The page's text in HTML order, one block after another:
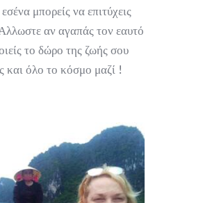
μπορείς να επιτύχεις
αν αγαπάς τον εαυτό
το δώρο της ζωής σου
και όλο το κόσμο μαζί !